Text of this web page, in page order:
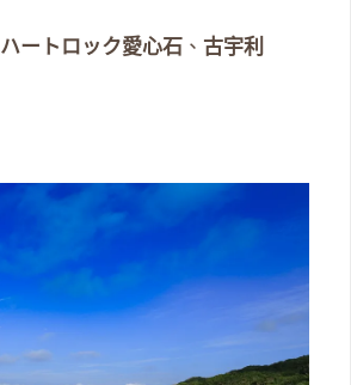
ハートロック愛心石 、 古宇利